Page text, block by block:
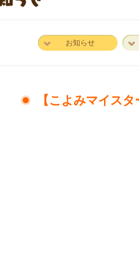
お知らせ
【こよみマイス